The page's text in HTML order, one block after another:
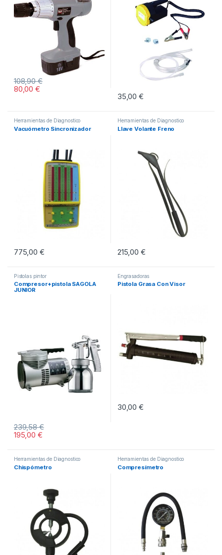
80,00€
108,90€
35,00€
Herramientas de Diagnostico
Vacuómetro Sincronizador
775,00 €
Herramientas de Diagnostico
Llave Volante Freno
215,00 €
Pistolas pintor
Compresor+pistola SAGOLA
JUNIOR
195,00 €
239,58€
Engrasadoras
Pistola Grasa Con Visor
30,00€
Herramientas de Diagnostico
Chispómetro
Herramientas de Diagnostico
Compresímetro